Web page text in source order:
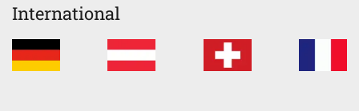
International